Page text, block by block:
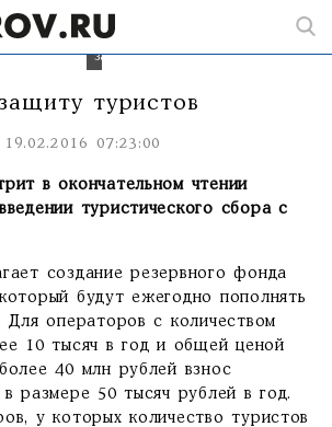
ужесточения
законодательства.
туристов
19.02.2016 07:23:00
в окончательном чтении
туристического сбора с
создание резервного фонда
будут ежегодно пополнять
Для операторов с количеством
10 тысяч в год и общей ценой
40 млн рублей взнос
в размере 50 тысяч рублей в год.
у которых количество туристов